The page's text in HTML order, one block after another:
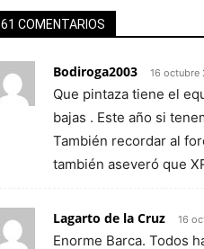
61 COMENTARIOS
Bodiroga2003 16 octubre
Que pintaza tiene el
bajas . Este año si
También recordar al
también aseveró que
Lagarto de la Cruz 16
Enorme Barca. Todos